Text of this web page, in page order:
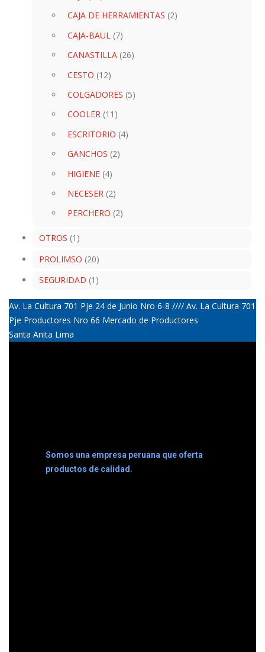
CAJA DE HERRAMIENTAS (2)
CAJA-BAUL (7)
CANASTILLA (26)
CESTO (12)
COLGADORES (5)
COOLER (11)
ESCRITORIO (4)
GANCHOS (2)
HIGIENE (4)
NECESER (2)
PERCHERO (2)
OTROS (1)
PROLIMSO (20)
SEGURIDAD (1)
Av. La Cultura 701 Pje 24 de Junio Nro 6-8 //// Av. La Cultura 701
Pje Productores Nro 66 Mercado de Productores
Santa Anita Lima
Somos una empresa peruana que oferta
productos de calidad.